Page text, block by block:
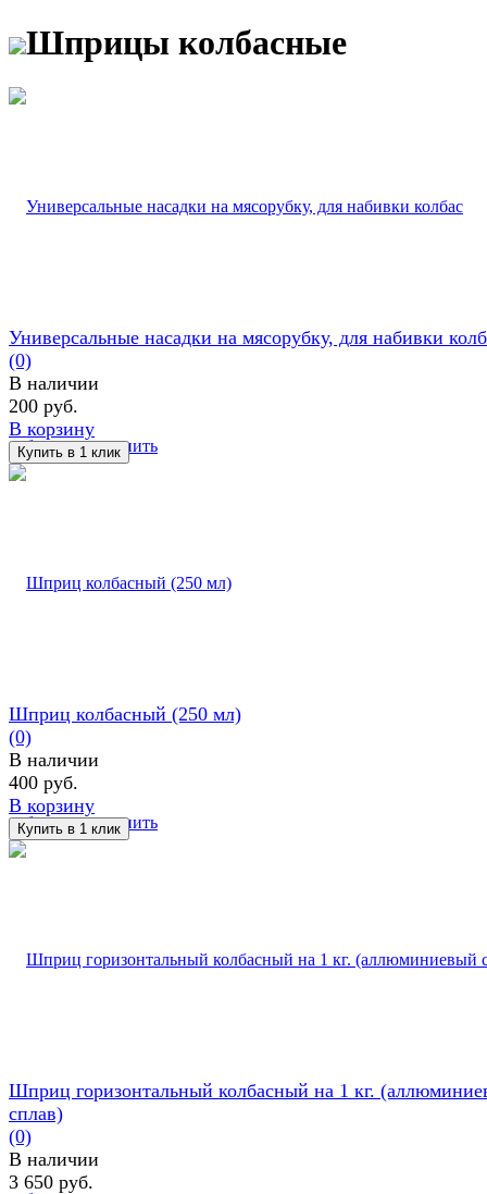
Шприцы колбасные
избранное сравнить
Универсальные насадки на мясорубку, для набивки
(0)
В наличии
200 руб.
В корзину
избранное сравнить
Шприц колбасный (250 мл)
(0)
В наличии
400 руб.
В корзину
Шприц горизонтальный колбасный на 1 кг.
сплав)
(0)
В наличии
3 650 руб.